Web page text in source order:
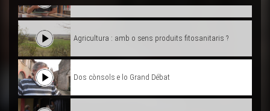
Agricultura : amb o sens produits fitosanitaris ?
Dos cònsols e lo Grand Débat